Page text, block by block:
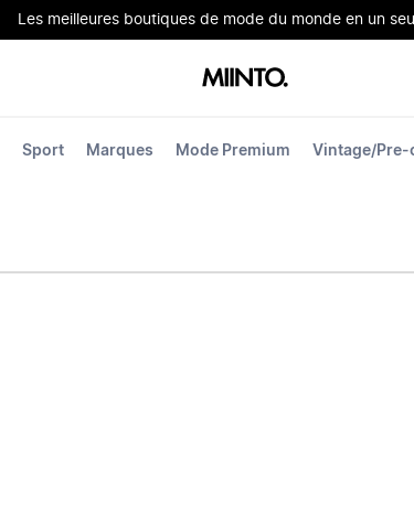
Les meilleures boutiques de mode du monde en un
Sport Marques Mode Premium Vintage/Pre-